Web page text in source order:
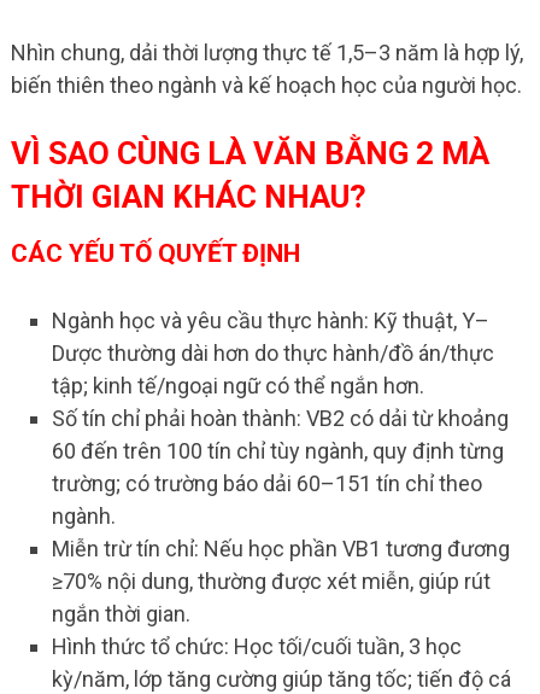
Nhìn chung, dải thời lượng thực tế 1,5–3 năm là hợp lý,
biến thiên theo ngành và kế hoạch học của người học.
VÌ SAO CÙNG LÀ VĂN BẰNG 2 MÀ
THỜI GIAN KHÁC NHAU?
CÁC YẾU TỐ QUYẾT ĐỊNH
Ngành học và yêu cầu thực hành: Kỹ thuật, Y–
Dược thường dài hơn do thực hành/đồ án/thực
tập; kinh tế/ngoại ngữ có thể ngắn hơn.
Số tín chỉ phải hoàn thành: VB2 có dải từ khoảng
60 đến trên 100 tín chỉ tùy ngành, quy định từng
trường; có trường báo dải 60–151 tín chỉ theo
ngành.
Miễn trừ tín chỉ: Nếu học phần VB1 tương đương
≥70% nội dung, thường được xét miễn, giúp rút
ngắn thời gian.
Hình thức tổ chức: Học tối/cuối tuần, 3 học
kỳ/năm, lớp tăng cường giúp tăng tốc; tiến độ cá